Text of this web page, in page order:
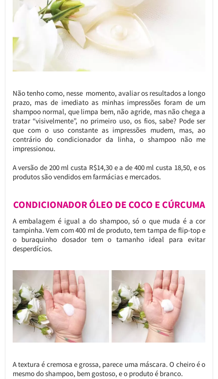
Não tenho como, nesse momento, avaliar os resultados a longo
prazo, mas de imediato as minhas impressões foram de um
shampoo normal, que limpa bem, não agride, mas não chega a
tratar “visivelmente”, no primeiro uso, os fios, sabe? Pode ser
que com o uso constante as impressões mudem, mas, ao
contrário do condicionador da linha, o shampoo não me
impressionou.
A versão de 200 ml custa R$14,30 e a de 400 ml custa 18,50, e os
produtos são vendidos em farmácias e mercados.
CONDICIONADOR ÓLEO DE COCO E CÚRCUMA
A embalagem é igual a do shampoo, só o que muda é a cor
tampinha. Vem com 400 ml de produto, tem tampa de flip-top e
o buraquinho dosador tem o tamanho ideal para evitar
desperdícios.
A textura é cremosa e grossa, parece uma máscara. O cheiro é o
mesmo do shampoo, bem gostoso, e o produto é branco.